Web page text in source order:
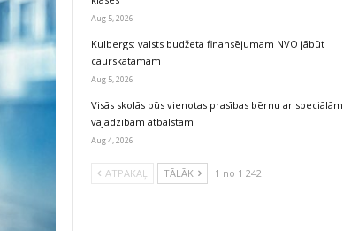
Aug 5, 2026
Kulbergs: valsts budžeta finansējumam NVO jābūt
caurskatāmam
Aug 5, 2026
Visās skolās būs vienotas prasības bērnu ar speciālām
vajadzībām atbalstam
Aug 4, 2026
ATPAKAĻ TĀLĀK 1 no 1 242